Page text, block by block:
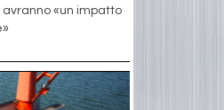
«un impatto